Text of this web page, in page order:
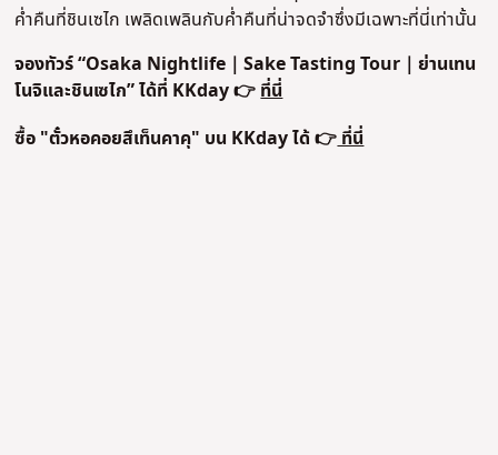
ค่ำคืนที่ชินเซไก เพลิดเพลินกับค่ำคืนที่น่าจดจำซึ่งมีเฉพาะที่นี่เท่านั้น
จองทัวร์ “Osaka Nightlife｜Sake Tasting Tour｜ย่านเทน
โนจิและชินเซไก” ได้ที่ KKday👉ที่นี่
ซื้อ "ตั๋วหอคอยสึเท็นคาคุ" บน KKday ได้ 👉ที่นี่